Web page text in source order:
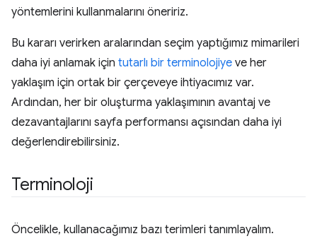
yöntemlerini kullanmalarını öneririz.
Bu kararı verirken aralarından seçim yaptığımız mimarileri
daha iyi anlamak için tutarlı bir terminolojiye ve her
yaklaşım için ortak bir çerçeveye ihtiyacımız var.
Ardından, her bir oluşturma yaklaşımının avantaj ve
dezavantajlarını sayfa performansı açısından daha iyi
değerlendirebilirsiniz.
Terminoloji
Öncelikle, kullanacağımız bazı terimleri tanımlayalım.